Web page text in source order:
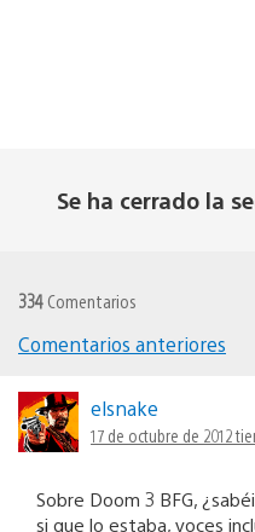
Se ha cerrado la
334 Comentarios
de
comentarios
Comentarios anteriores
elsnake
17 de octubre de 2012
Sobre Doom 3 BFG,
si que lo estaba, voces